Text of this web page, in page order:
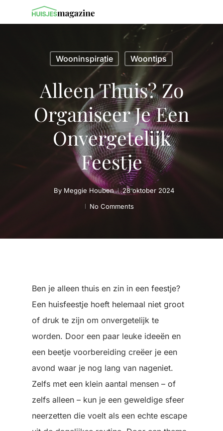
Wooninspiratie Woontips
Alleen Thuis? Zo
Organiseer Je Een
Onvergetelijk
Feestje
By Meggie Houben
28 oktober 2024
No Comments
Ben je alleen thuis en zin in een feestje?
Een huisfeestje hoeft helemaal niet groot
of druk te zijn om onvergetelijk te
worden. Door een paar leuke ideeën en
een beetje voorbereiding creëer je een
avond waar je nog lang van nageniet.
Zelfs met een klein aantal mensen – of
zelfs alleen – kun je een geweldige sfeer
neerzetten die voelt als een echte escape